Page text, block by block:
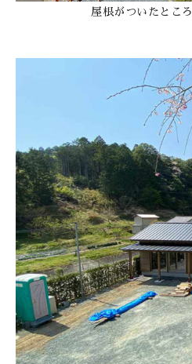
屋根がついたところ